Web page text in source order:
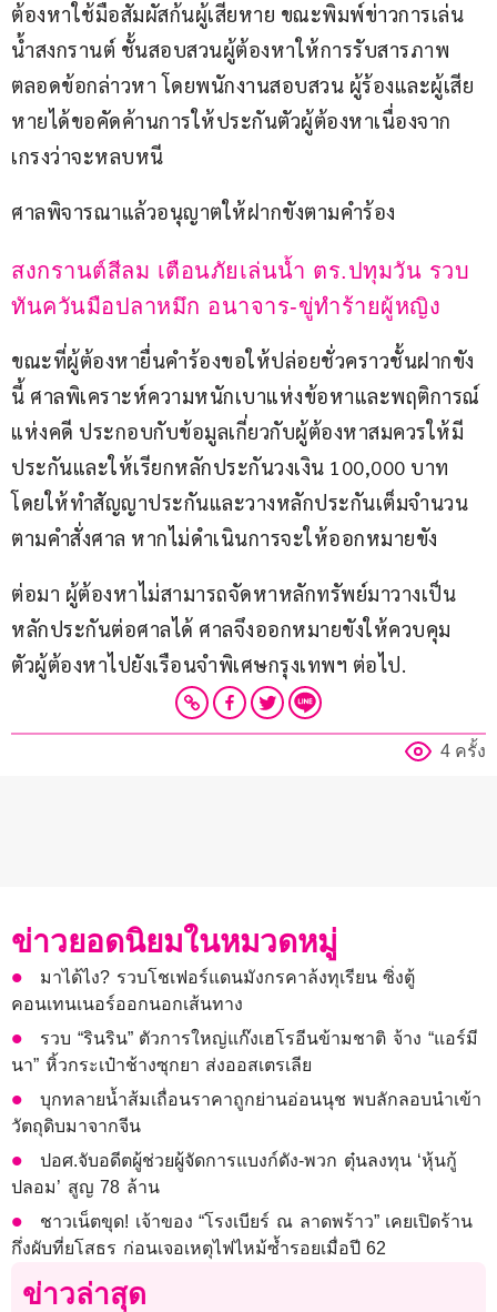
ต้องหาใช้มือสัมผัสก้นผู้เสียหาย ขณะพิมพ์ข่าวการเล่น
น้ำสงกรานต์ ชั้นสอบสวนผู้ต้องหาให้การรับสารภาพ
ตลอดข้อกล่าวหา โดยพนักงานสอบสวน ผู้ร้องและผู้เสีย
หายได้ขอคัดค้านการให้ประกันตัวผู้ต้องหาเนื่องจาก
เกรงว่าจะหลบหนี
ศาลพิจารณาแล้วอนุญาตให้ฝากขังตามคำร้อง
สงกรานต์สีลม เตือนภัยเล่นน้ำ ตร.ปทุมวัน รวบ
ทันควันมือปลาหมึก อนาจาร-ขู่ทำร้ายผู้หญิง
ขณะที่ผู้ต้องหายื่นคำร้องขอให้ปล่อยชั่วคราวชั้นฝากขัง
นี้ ศาลพิเคราะห์ความหนักเบาแห่งข้อหาและพฤติการณ์
แห่งคดี ประกอบกับข้อมูลเกี่ยวกับผู้ต้องหาสมควรให้มี
ประกันและให้เรียกหลักประกันวงเงิน 100,000 บาท
โดยให้ทำสัญญาประกันและวางหลักประกันเต็มจำนวน
ตามคำสั่งศาล หากไม่ดำเนินการจะให้ออกหมายขัง
ต่อมา ผู้ต้องหาไม่สามารถจัดหาหลักทรัพย์มาวางเป็น
หลักประกันต่อศาลได้ ศาลจึงออกหมายขังให้ควบคุม
ตัวผู้ต้องหาไปยังเรือนจำพิเศษกรุงเทพฯ ต่อไป.
4 ครั้ง
ข่าวยอดนิยมในหมวดหมู่
มาได้ไง? รวบโชเฟอร์แดนมังกรคาล้งทุเรียน ซิ่งตู้
คอนเทนเนอร์ออกนอกเส้นทาง
รวบ “รินริน” ตัวการใหญ่แก๊งเฮโรอีนข้ามชาติ จ้าง “แอร์มี
นา” หิ้วกระเป๋าช้างซุกยา ส่งออสเตรเลีย
บุกทลายน้ำส้มเถื่อนราคาถูกย่านอ่อนนุช พบลักลอบนำเข้า
วัตถุดิบมาจากจีน
ปอศ.จับอดีตผู้ช่วยผู้จัดการแบงก์ดัง-พวก ตุ๋นลงทุน ‘หุ้นกู้
ปลอม’ สูญ 78 ล้าน
ชาวเน็ตขุด! เจ้าของ “โรงเบียร์ ณ ลาดพร้าว” เคยเปิดร้าน
กึ่งผับที่ยโสธร ก่อนเจอเหตุไฟไหม้ซ้ำรอยเมื่อปี 62
ข่าวล่าสุด